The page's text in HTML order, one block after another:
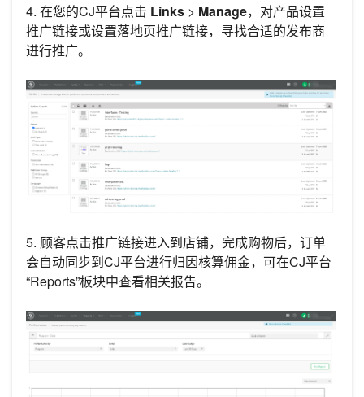
4. 在您的CJ平台点击 Links > Manage，对产品设置
推广链接或设置落地页推广链接，寻找合适的发布商
进行推广。
5. 顾客点击推广链接进入到店铺，完成购物后，订单
会自动同步到CJ平台进行归因核算佣金，可在CJ平台
“Reports”板块中查看相关报告。